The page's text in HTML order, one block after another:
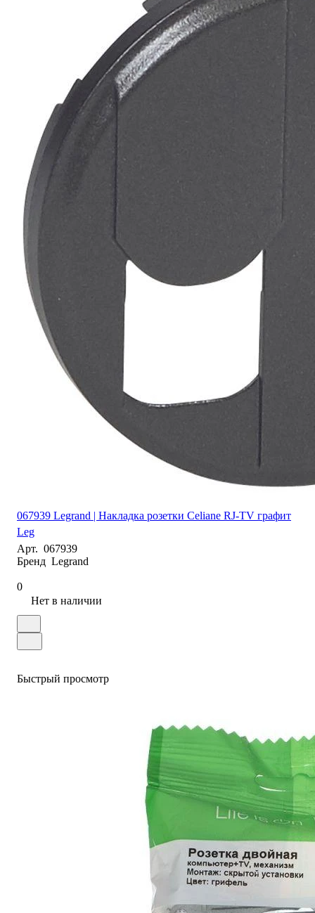
067939 Legrand | Накладка розетки Celiane RJ-TV графит
Leg
Арт. 067939
Бренд Legrand
0
Нет в наличии
Быстрый просмотр